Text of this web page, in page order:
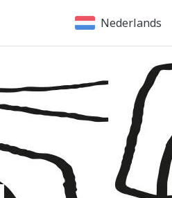
Nederlands